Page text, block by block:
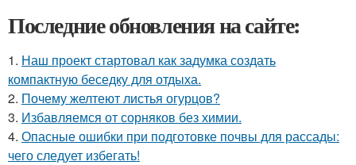
Последние обновления на сайте:
1. Наш проект стартовал как задумка создать
компактную беседку для отдыха.
2. Почему желтеют листья огурцов?
3. Избавляемся от сорняков без химии.
4. Опасные ошибки при подготовке почвы для рассады:
чего следует избегать!